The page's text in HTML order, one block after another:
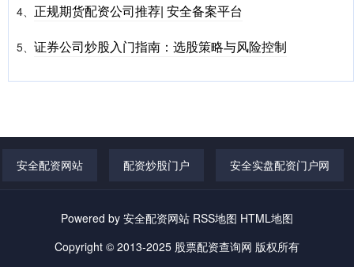
4、 正规期货配资公司推荐| 安全备案平台
5、 证券公司炒股入门指南：选股策略与风险控制
安全配资网站 配资炒股门户 安全实盘配资门户网
Powered by 安全配资网站 RSS地图 HTML地图
Copyright © 2013-2025 股票配资查询网 版权所有